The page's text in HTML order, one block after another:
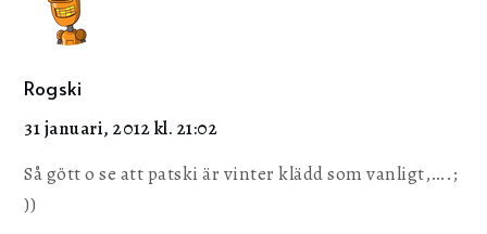
Rogski
31 januari, 2012 kl. 21:02
Så gött o se att patski är vinter klädd som vanligt,….;
))